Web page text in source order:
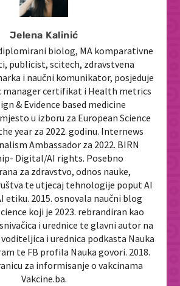
Jelena Kalinić
biolog, MA komparativne
publicist, scitech, zdravstvena
i naučni komunikator, posjeduje
manager certifikat i Health metrics
& Evidence based medicine
u izboru za European Science
year za 2022. godinu. Internews
Ambassador za 2022. BIRN
Digital/AI rights. Posebno
za zdravstvo, odnos nauke,
te utjecaj tehnologije poput AI
etiku. 2015. osnovala naučni blog
koji je 2023. rebrandiran kao
i urednice te glavni autor na
i urednica podkasta Nauka
te FB profila Nauka govori. 2018.
za informisanje o vakcinama
Vakcine.ba.